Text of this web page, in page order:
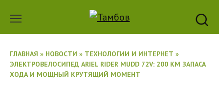
содержанию
ГЛАВНАЯ » НОВОСТИ » ТЕХНОЛОГИИ И ИНТЕРНЕТ »
ЭЛЕКТРОВЕЛОСИПЕД ARIEL RIDER MUDD 72V: 200 КМ ЗАПАСА
ХОДА И МОЩНЫЙ КРУТЯЩИЙ МОМЕНТ